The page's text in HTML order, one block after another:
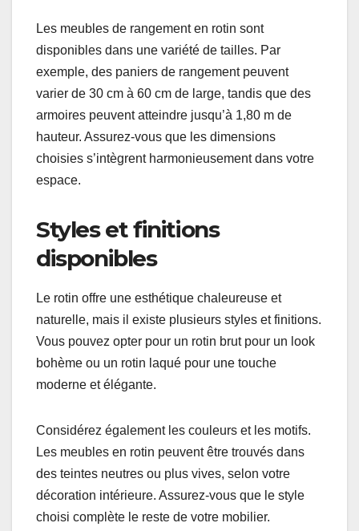
Les dimensions des meubles de rangement en
rotin doivent correspondre à vos besoins de
stockage. Évaluez ce que vous souhaitez ranger :
livres, vêtements, jouets, etc. Cela vous aidera à
déterminer la capacité nécessaire.
Les meubles de rangement en rotin sont
disponibles dans une variété de tailles. Par
varier de 30 cm à 60 cm de large, tandis que des
armoires peuvent atteindre jusqu’à 1,80 m de
hauteur. Assurez-vous que les dimensions
Styles et finitions
disponibles
Le rotin offre une esthétique chaleureuse et
naturelle, mais il existe plusieurs styles et finitions.
Vous pouvez opter pour un rotin brut pour un look
bohème ou un rotin laqué pour une touche
moderne et élégante.